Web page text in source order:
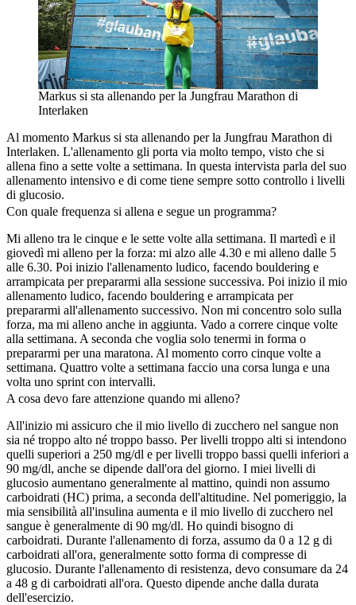
Markus si sta allenando per la Jungfrau Marathon di
Interlaken
Al momento Markus si sta allenando per la Jungfrau Marathon di
Interlaken. L'allenamento gli porta via molto tempo, visto che si
allena fino a sette volte a settimana. In questa intervista parla del suo
allenamento intensivo e di come tiene sempre sotto controllo i livelli
di glucosio.
Con quale frequenza si allena e segue un programma?
Mi alleno tra le cinque e le sette volte alla settimana. Il martedì e il
giovedì mi alleno per la forza: mi alzo alle 4.30 e mi alleno dalle 5
alle 6.30. Poi inizio l'allenamento ludico, facendo bouldering e
arrampicata per prepararmi alla sessione successiva. Poi inizio il mio
allenamento ludico, facendo bouldering e arrampicata per
prepararmi all'allenamento successivo. Non mi concentro solo sulla
forza, ma mi alleno anche in aggiunta. Vado a correre cinque volte
alla settimana. A seconda che voglia solo tenermi in forma o
prepararmi per una maratona. Al momento corro cinque volte a
settimana. Quattro volte a settimana faccio una corsa lunga e una
volta uno sprint con intervalli.
A cosa devo fare attenzione quando mi alleno?
All'inizio mi assicuro che il mio livello di zucchero nel sangue non
sia né troppo alto né troppo basso. Per livelli troppo alti si intendono
quelli superiori a 250 mg/dl e per livelli troppo bassi quelli inferiori a
90 mg/dl, anche se dipende dall'ora del giorno. I miei livelli di
glucosio aumentano generalmente al mattino, quindi non assumo
carboidrati (HC) prima, a seconda dell'altitudine. Nel pomeriggio, la
mia sensibilità all'insulina aumenta e il mio livello di zucchero nel
sangue è generalmente di 90 mg/dl. Ho quindi bisogno di
carboidrati. Durante l'allenamento di forza, assumo da 0 a 12 g di
carboidrati all'ora, generalmente sotto forma di compresse di
glucosio. Durante l'allenamento di resistenza, devo consumare da 24
a 48 g di carboidrati all'ora. Questo dipende anche dalla durata
dell'esercizio.